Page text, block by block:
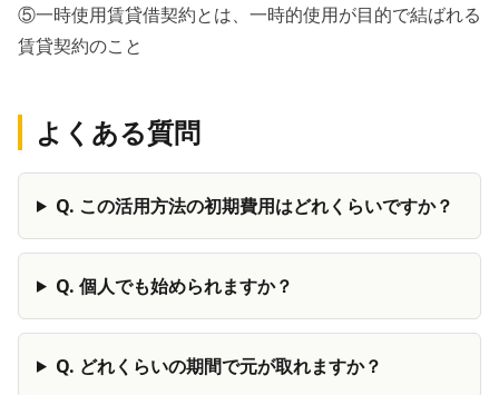
⑤一時使用賃貸借契約とは、一時的使用が目的で結ばれる
賃貸契約のこと
よくある質問
Q. この活用方法の初期費用はどれくらいですか？
Q. 個人でも始められますか？
Q. どれくらいの期間で元が取れますか？